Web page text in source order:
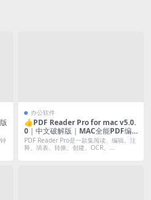
办公软件
👍PDF Reader Pro for mac v5.0.
0｜中文破解版｜MAC全能PDF编
辑工具
PDF Reader Pro是一款集阅读、编辑、注
释、填表、转换、创建、OCR、...